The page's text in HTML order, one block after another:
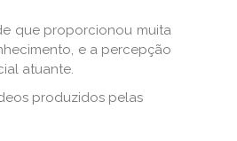
que proporcionou muita
e a percepção
atuante.
produzidos pelas